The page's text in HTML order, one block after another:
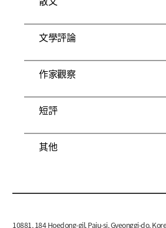
文學評論
作家觀察
短評
其他
10881, 184 Hoedong-gil, Paju-si, Gyeonggi-do,